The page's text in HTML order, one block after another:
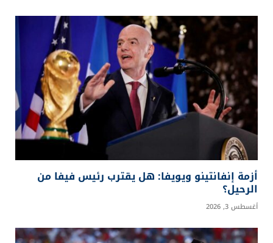
أزمة إنفانتينو ويويفا: هل يقترب رئيس فيفا من
الرحيل؟
أغسطس 3, 2026